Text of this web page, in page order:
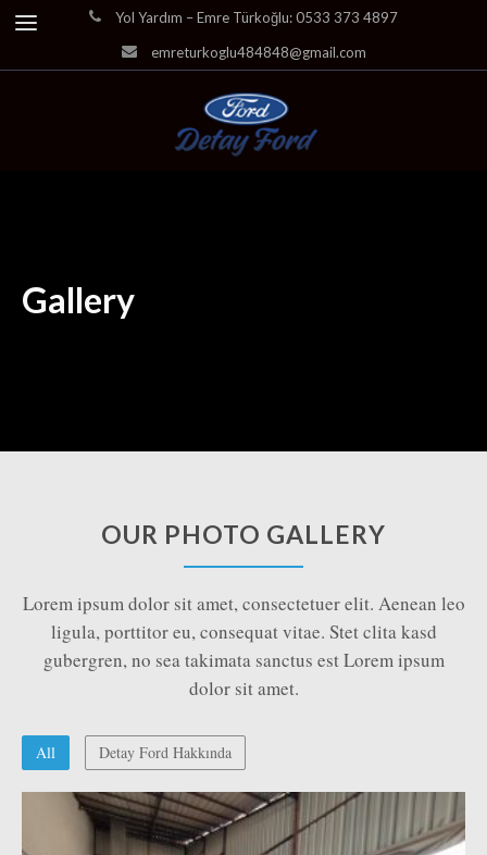
Yol Yardım – Emre Türkoğlu: 0533 373 4897
emreturkoglu484848@gmail.com
Gallery
OUR PHOTO GALLERY
Lorem ipsum dolor sit amet, consectetuer elit. Aenean leo
ligula, porttitor eu, consequat vitae. Stet clita kasd
gubergren, no sea takimata sanctus est Lorem ipsum
dolor sit amet.
All Detay Ford Hakkında